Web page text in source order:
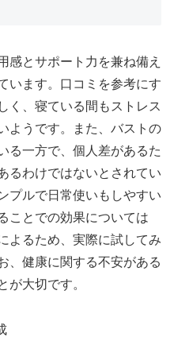
感とサポート力を兼ね備え
います。口コミを参考にす
く、寝ている間もストレス
ようです。また、バストの
る一方で、個人差があるた
るわけではないとされてい
プルで日常使いもしやすい
ことでの効果については
よるため、実際に試してみ
、健康に関する不安がある
が大切です。